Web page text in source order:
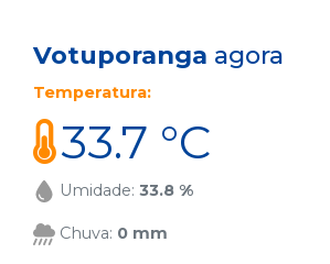
Votuporanga agora
Temperatura:
33.7 °C
Umidade: 33.8 %
Chuva: 0 mm